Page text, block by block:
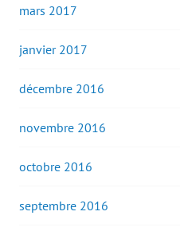
mars 2017
janvier 2017
décembre 2016
novembre 2016
octobre 2016
septembre 2016